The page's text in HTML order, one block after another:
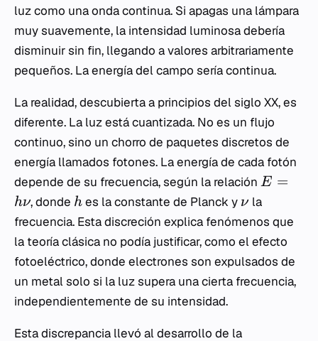
luz como una onda continua. Si apagas una lámpara
muy suavemente, la intensidad luminosa debería
disminuir sin fin, llegando a valores arbitrariamente
pequeños. La energía del campo sería continua.
La realidad, descubierta a principios del siglo XX, es
diferente. La luz está cuantizada. No es un flujo
continuo, sino un chorro de paquetes discretos de
energía llamados fotones. La energía de cada fotón
depende de su frecuencia, según la relación E =
hν, donde h es la constante de Planck y ν la
frecuencia. Esta discreción explica fenómenos que
la teoría clásica no podía justificar, como el efecto
fotoeléctrico, donde electrones son expulsados de
un metal solo si la luz supera una cierta frecuencia,
independientemente de su intensidad.
Esta discrepancia llevó al desarrollo de la